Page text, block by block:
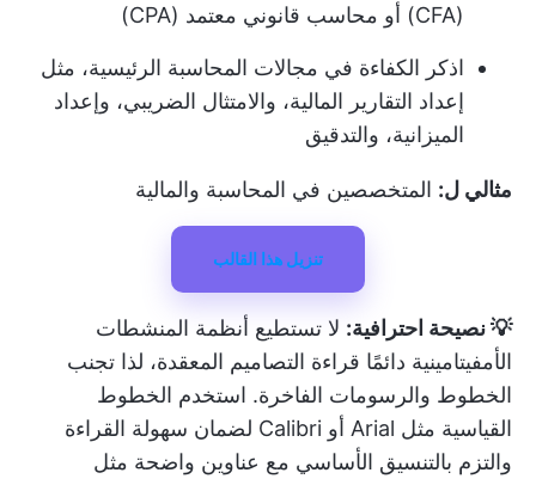
(CFA) أو محاسب قانوني معتمد (CPA)
اذكر الكفاءة في مجالات المحاسبة الرئيسية، مثل
إعداد التقارير المالية، والامتثال الضريبي، وإعداد
الميزانية، والتدقيق
مثالي ل: المتخصصين في المحاسبة والمالية
تنزيل هذا القالب
💡 نصيحة احترافية: لا تستطيع أنظمة المنشطات
الأمفيتامينية دائمًا قراءة التصاميم المعقدة، لذا تجنب
الخطوط والرسومات الفاخرة. استخدم الخطوط
القياسية مثل Arial أو Calibri لضمان سهولة القراءة
والتزم بالتنسيق الأساسي مع عناوين واضحة مثل